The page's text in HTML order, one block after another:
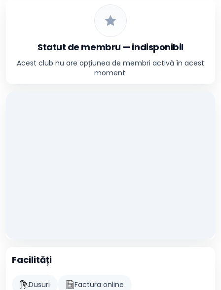
Statut de membru — indisponibil
Acest club nu are opțiunea de membri activă în acest
moment.
Facilități
Dusuri
Factura online